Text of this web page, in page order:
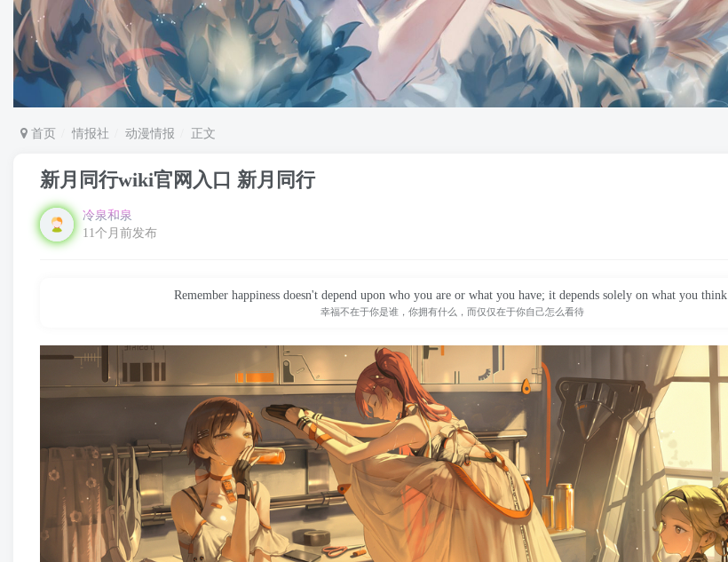
首页 情报社 动漫情报 正文
新月同行wiki官网入口 新月同行
冷泉和泉
11个月前发布
Remember happiness doesn't depend upon who you are or what you have; it depends solely on what you think.
幸福不在于你是谁，你拥有什么，而仅仅在于你自己怎么看待